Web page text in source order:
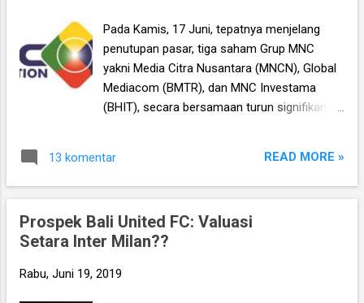
Pada Kamis, 17 Juni, tepatnya menjelang
penutupan pasar, tiga saham Grup MNC
yakni Media Citra Nusantara (MNCN), Global
Mediacom (BMTR), dan MNC Investama
(BHIT), secara bersamaan turun signifikan,
persen! Sedangkan BHIT tersungkur 11.9%.
Tidak ada berita atau informasi penting
yang sangat tiba-tiba tersebut, termasuk
humas dari MNCN juga sudah mengklarifikasi
yang mengubah fundamental perusahaan.
13 komentar READ MORE »
Prospek Bali United FC: Valuasi
Setara Inter Milan??
Rabu, Juni 19, 2019